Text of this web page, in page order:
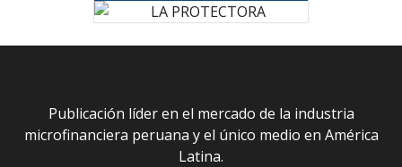
Publicación líder en el mercado de la industria
microfinanciera peruana y el único medio en América
Latina.